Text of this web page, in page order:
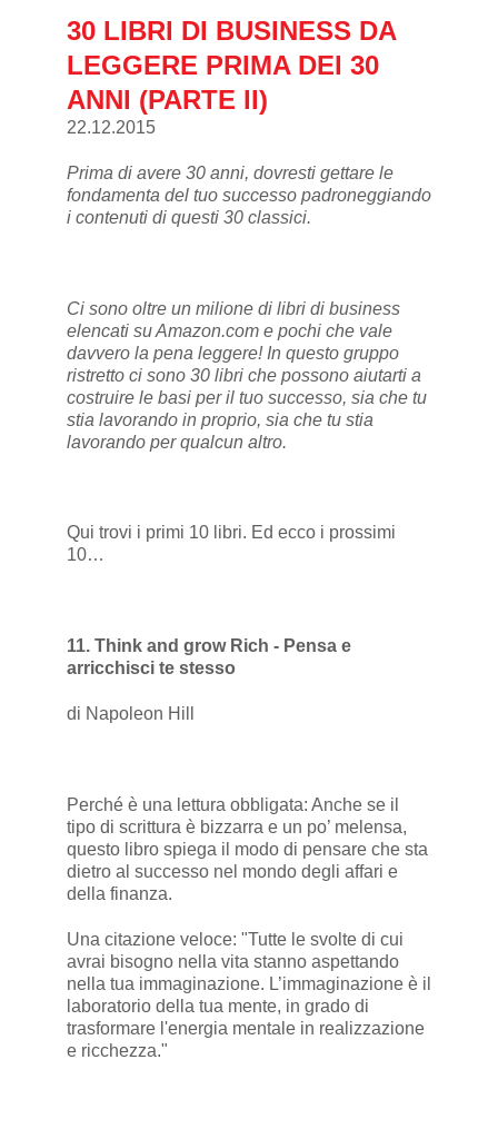
30 LIBRI DI BUSINESS DA
LEGGERE PRIMA DEI 30
ANNI (PARTE II)
22.12.2015
Prima di avere 30 anni, dovresti gettare le
fondamenta del tuo successo padroneggiando
i contenuti di questi 30 classici.
Ci sono oltre un milione di libri di business
elencati su Amazon.com e pochi che vale
davvero la pena leggere! In questo gruppo
ristretto ci sono 30 libri che possono aiutarti a
costruire le basi per il tuo successo, sia che tu
stia lavorando in proprio, sia che tu stia
lavorando per qualcun altro.
Qui trovi i primi 10 libri. Ed ecco i prossimi
10…
11. Think and grow Rich - Pensa e
arricchisci te stesso
di Napoleon Hill
Perché è una lettura obbligata: Anche se il
tipo di scrittura è bizzarra e un po’ melensa,
questo libro spiega il modo di pensare che sta
dietro al successo nel mondo degli affari e
della finanza.
Una citazione veloce: "Tutte le svolte di cui
avrai bisogno nella vita stanno aspettando
nella tua immaginazione. L’immaginazione è il
laboratorio della tua mente, in grado di
trasformare l'energia mentale in realizzazione
e ricchezza."